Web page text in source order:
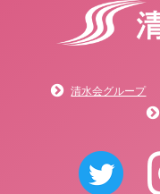
清水会グループ